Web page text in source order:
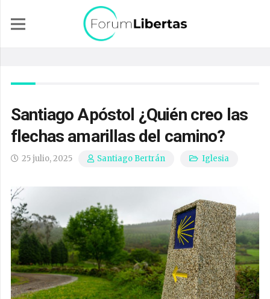
Santiago Apóstol ¿Quién creo las
flechas amarillas del camino?
25 julio, 2025 Santiago Bertrán Iglesia